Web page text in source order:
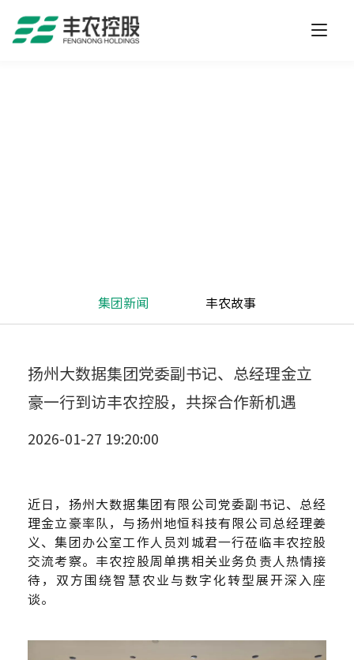
集团新闻 丰农故事
扬州大数据集团党委副书记、总经理金立
豪一行到访丰农控股，共探合作新机遇
2026-01-27 19:20:00
近日，扬州大数据集团有限公司党委副书记、总经
理金立豪率队，与扬州地恒科技有限公司总经理姜
义、集团办公室工作人员刘城君一行莅临丰农控股
交流考察。丰农控股周单携相关业务负责人热情接
待，双方围绕智慧农业与数字化转型展开深入座
谈。